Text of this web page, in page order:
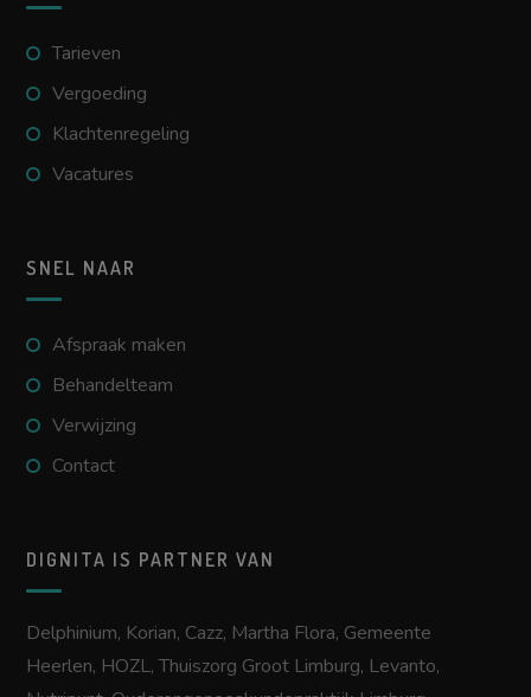
Tarieven
Vergoeding
Klachtenregeling
Vacatures
SNEL NAAR
Afspraak maken
Behandelteam
Verwijzing
Contact
DIGNITA IS PARTNER VAN
Delphinium, Korian, Cazz, Martha Flora, Gemeente
Heerlen, HOZL,Thuiszorg Groot Limburg, Levanto,